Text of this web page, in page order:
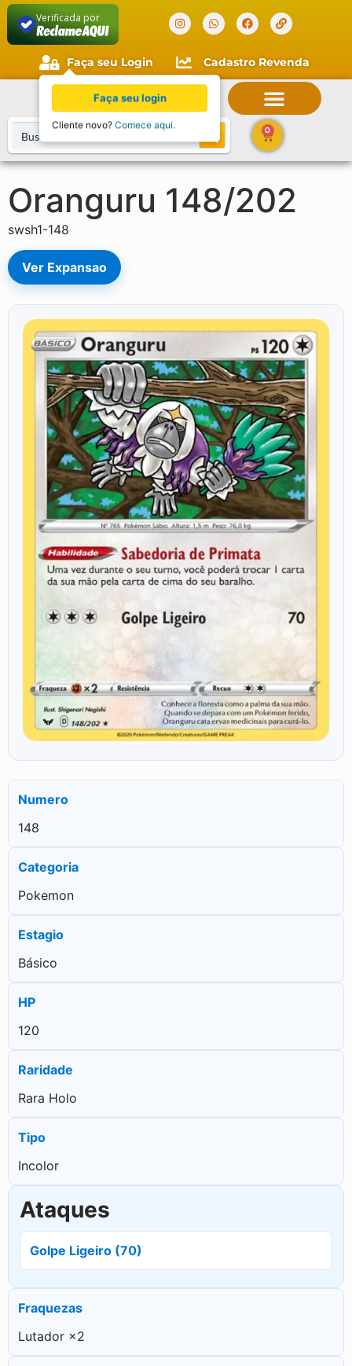
Verificada por
Faça seu Login Cadastro Revenda
0
Oranguru 148/202
swsh1-148
Ver Expansao
Numero
148
Categoria
Pokemon
Estagio
Básico
HP
120
Raridade
Rara Holo
Tipo
Incolor
Ataques
Golpe Ligeiro (70)
Fraquezas
Lutador ×2
Faça seu login
Cliente novo? Comece aqui.